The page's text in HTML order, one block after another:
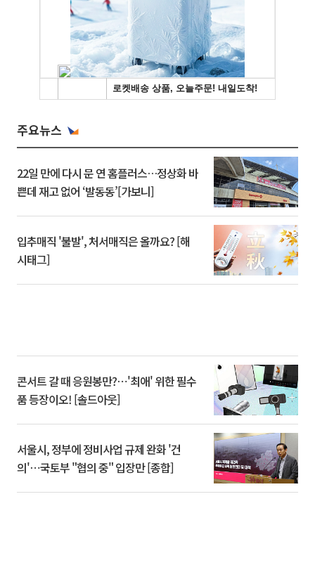
주요뉴스
22일 만에 다시 문 연 홈플러스…정상화 바
쁜데 재고 없어 ‘발동동’[가보니]
입추매직 '불발', 처서매직은 올까요? [해
시태그]
콘서트 갈 때 응원봉만?⋯'최애' 위한 필수
품 등장이오! [솔드아웃]
서울시, 정부에 정비사업 규제 완화 '건
의'⋯국토부 "협의 중" 입장만 [종합]